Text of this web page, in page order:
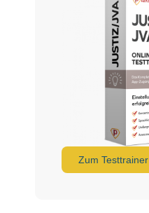
Zum Testtrainer